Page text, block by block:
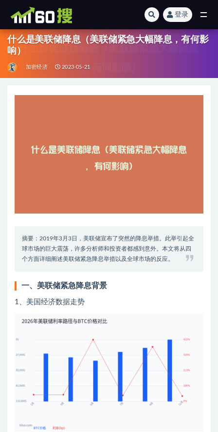
登录
什么是美联储降息（美联储紧急大幅降息，有何影
响）
加密经济 2023-05-21
摘要：2019年3月3日，美联储宣布了突然的降息举措。此举引起全
球市场的巨大震荡，许多分析师和投资者都感到意外。本文将从四
个方面详细阐述美联储紧急降息举措以及全球市场的反应。
一、美联储紧急降息背景
1、美国经济数据走势